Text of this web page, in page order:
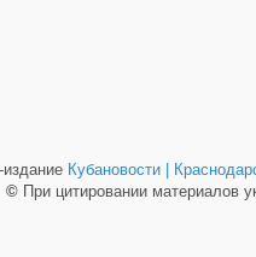
издание Кубановости |
© При цитировании материалов